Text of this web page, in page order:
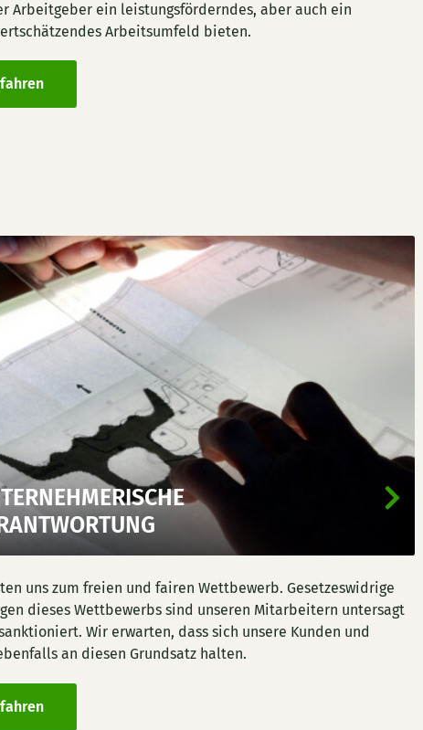
Arbeitgeber ein leistungsförderndes, aber auch ein
Arbeitsumfeld bieten.
uns zum freien und fairen Wettbewerb. Gesetzeswidrige
dieses Wettbewerbs sind unseren Mitarbeitern untersagt
Wir erwarten, dass sich unsere Kunden und
an diesen Grundsatz halten.